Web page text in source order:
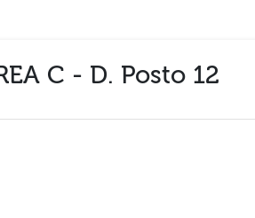
C - D. Posto 12